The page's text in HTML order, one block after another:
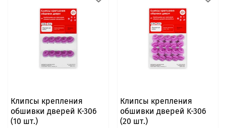
Клипсы крепления
обшивки дверей K-306
(10 шт.)
Клипсы крепления
обшивки дверей K-306
(20 шт.)